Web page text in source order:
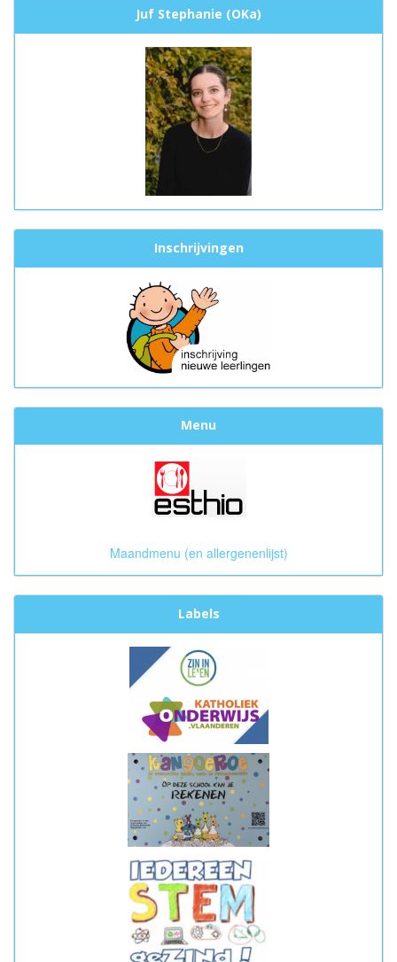
Juf Stephanie (OKa)
Inschrijvingen
Menu
Maandmenu (en allergenenlijst)
Labels